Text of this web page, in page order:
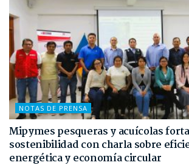
NOTAS DE PRENSA
Mipymes pesqueras y acuícolas
sostenibilidad con charla sobre
energética y economía circular